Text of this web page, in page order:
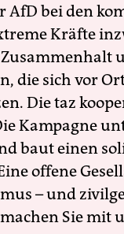
AfD bei den
Kräfte
die sich vor
Die taz
Kampagne
baut einen
offene
– und
Sie mit